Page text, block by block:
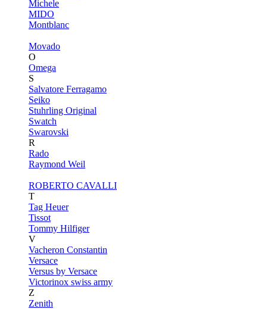
Michele
MIDO
Montblanc
Movado
O
Omega
S
Salvatore Ferragamo
Seiko
Stuhrling Original
Swatch
Swarovski
R
Rado
Raymond Weil
ROBERTO CAVALLI
T
Tag Heuer
Tissot
Tommy Hilfiger
V
Vacheron Constantin
Versace
Versus by Versace
Victorinox swiss army
Z
Zenith